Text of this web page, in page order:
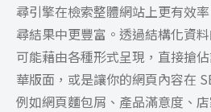
尋引擎在檢索整體網站上更有效
尋結果中更豐富。透過結構化資
可能藉由各種形式呈現，直接搶
華版面，或是讓你的網頁內容在
例如網頁麵包屑、產品滿意度、